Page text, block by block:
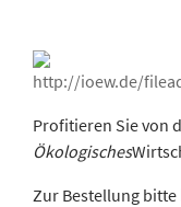
Profitieren Sie von
Ökologisches
Zur Bestellung bitte